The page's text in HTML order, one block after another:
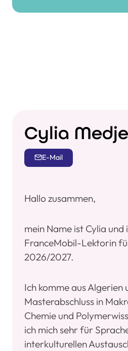
Cylia
E-Mail
Hallo zusammen,
mein Name ist Cylia und
FranceMobil-Lektorin
2026/2027.
Ich komme aus Algerien
Masterabschluss in
Chemie und
ich mich sehr für
interkulturellen